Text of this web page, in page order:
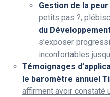
Gestion de la
petits pas ?,
du
s’exposer
inconfortables
Témoignages
le baromètre annuel
affirment avoir constaté